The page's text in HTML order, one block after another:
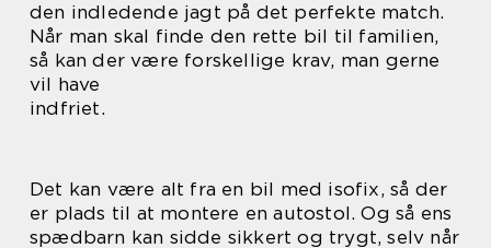
den indledende jagt på det perfekte match.
Når man skal finde den rette bil til familien,
så kan der være forskellige krav, man gerne
vil have
indfriet.
Det kan være alt fra en bil med isofix, så der
er plads til at montere en autostol. Og så ens
spædbarn kan sidde sikkert og trygt, selv når